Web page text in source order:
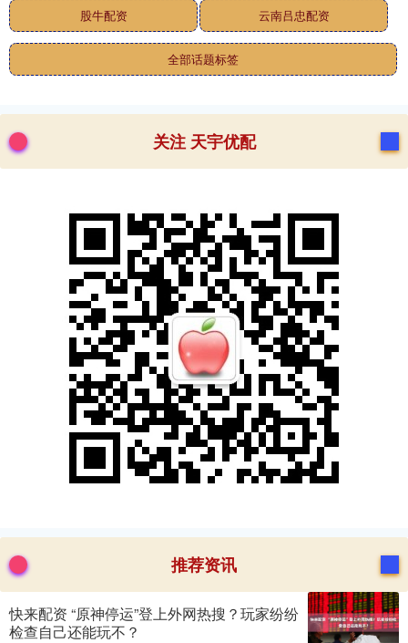
股牛配资 云南吕忠配资
全部话题标签
关注 天宇优配
推荐资讯
快来配资 “原神停运”登上外网热搜？玩家纷纷
检查自己还能玩不？